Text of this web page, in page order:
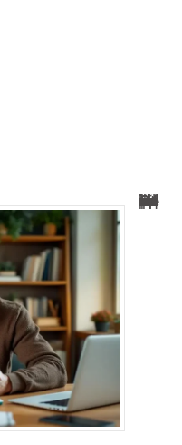
0424 téléphone : Guide pour comprendre et bloquer les appels indésirables